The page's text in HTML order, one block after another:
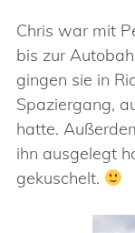
Chris war mit
bis zur
gingen sie in
Spaziergang,
hatte.
ihn ausgelegt
gekuschelt.